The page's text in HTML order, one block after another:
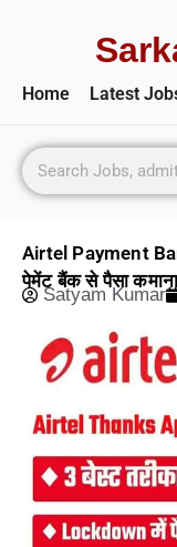
Home Latest
Airtel Payment
पेमेंट बैंक से पैसा
Satyam Kumar